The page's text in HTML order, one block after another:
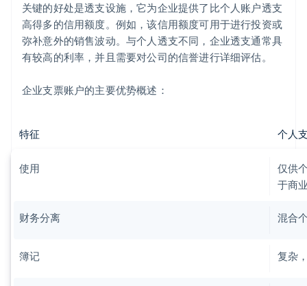
关键的好处是透支设施，它为企业提供了比个人账户透支
高得多的信用额度。例如，该信用额度可用于进行投资或
弥补意外的销售波动。与个人透支不同，企业透支通常具
有较高的利率，并且需要对公司的信誉进行详细评估。
企业支票账户的主要优势概述：
特征 个人
使用
仅供
于商
财务分离 混合
簿记 复杂